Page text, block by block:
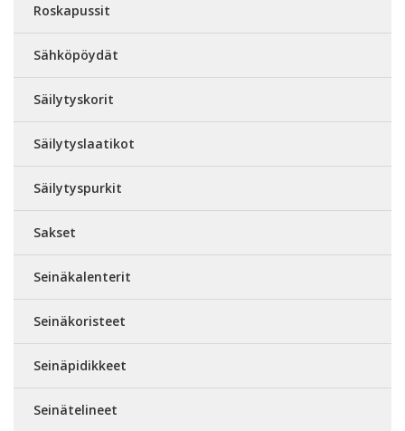
Roskapussit
Sähköpöydät
Säilytyskorit
Säilytyslaatikot
Säilytyspurkit
Sakset
Seinäkalenterit
Seinäkoristeet
Seinäpidikkeet
Seinätelineet